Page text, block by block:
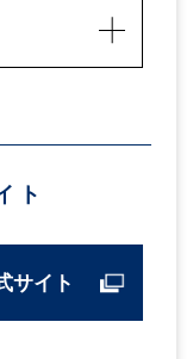
へ
XV ホリデイパ
ト
サイト